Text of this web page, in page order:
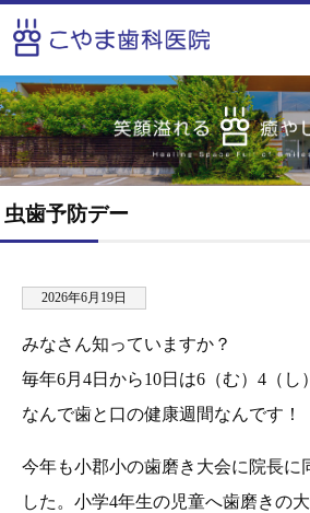
虫歯予防デー
2026年6月19日
みなさん知っていますか？
毎年6月4日から10日は6（む）4（し
なんで歯と口の健康週間なんです！
今年も小郡小の歯磨き大会に院長に
した。小学4年生の児童へ歯磨きの